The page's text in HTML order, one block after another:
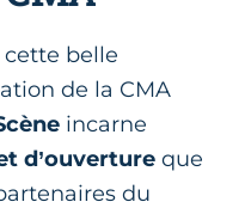
belle
de la CMA
incarne
d’ouverture que
du